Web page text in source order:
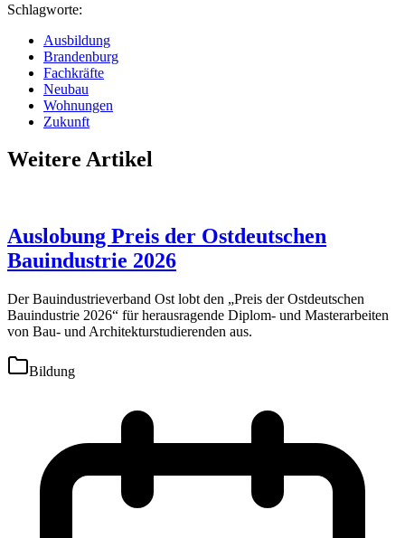
Schlagworte:
Ausbildung
Brandenburg
Fachkräfte
Neubau
Wohnungen
Zukunft
Weitere Artikel
Auslobung Preis der Ostdeutschen
Bauindustrie 2026
Der Bauindustrieverband Ost lobt den „Preis der Ostdeutschen
Bauindustrie 2026“ für herausragende Diplom- und Masterarbeiten
von Bau- und Architekturstudierenden aus.
Bildung